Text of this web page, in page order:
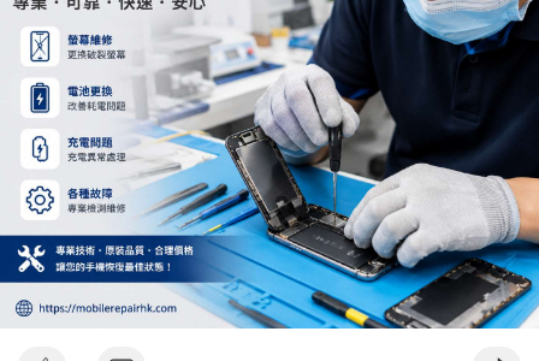
trung trong 24 giờ tới.
#12dot29btc #vilanh #tichluydaihan #phienau #btcmempool